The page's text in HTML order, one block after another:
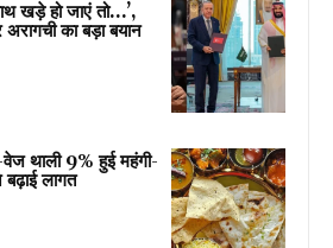
खड़े हो जाएं तो…’,
का बड़ा बयान
थाली 9% हुई महंगी-
लागत